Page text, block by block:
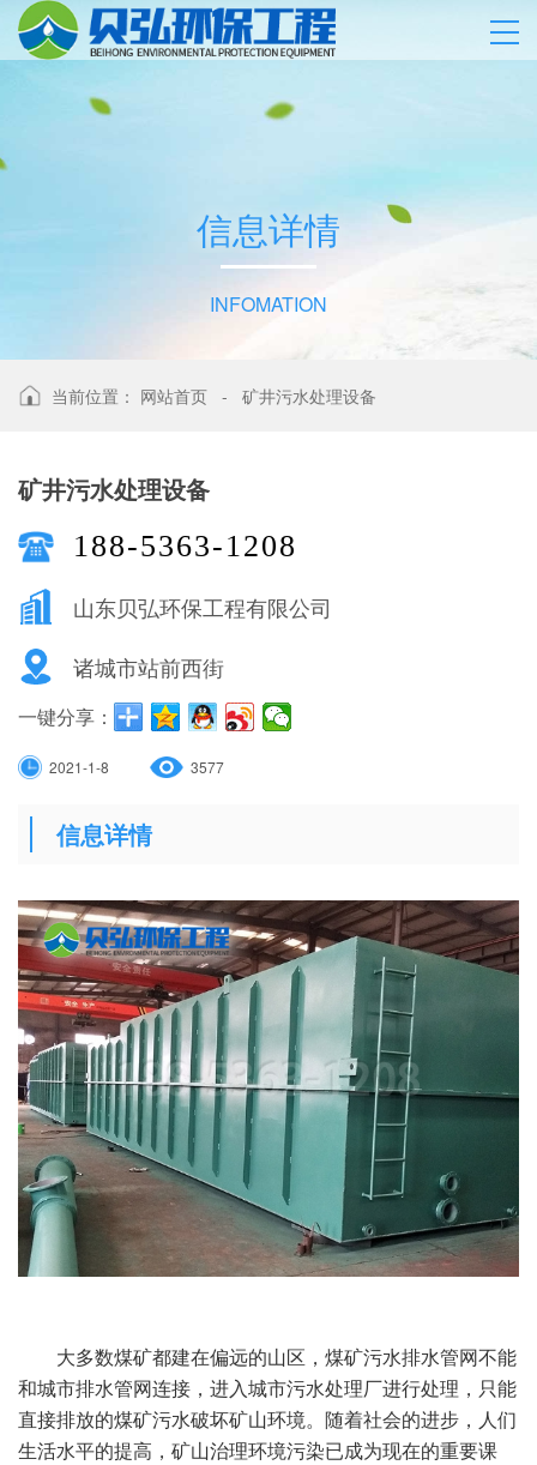
信息详情
INFOMATION
当前位置： 网站首页 - 矿井污水处理设备
矿井污水处理设备
188-5363-1208
山东贝弘环保工程有限公司
诸城市站前西街
一键分享：
2021-1-8 3577
信息详情
大多数煤矿都建在偏远的山区，煤矿污水排水管网不能
和城市排水管网连接，进入城市污水处理厂进行处理，只能
直接排放的煤矿污水破坏矿山环境。随着社会的进步，人们
生活水平的提高，矿山治理环境污染已成为现在的重要课